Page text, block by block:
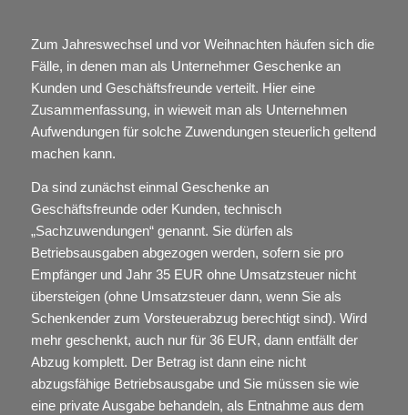
Zum Jahreswechsel und vor Weihnachten häufen sich die
Fälle, in denen man als Unternehmer Geschenke an
Kunden und Geschäftsfreunde verteilt. Hier eine
Zusammenfassung, in wieweit man als Unternehmen
Aufwendungen für solche Zuwendungen steuerlich geltend
machen kann.
Da sind zunächst einmal Geschenke an
Geschäftsfreunde oder Kunden, technisch
„Sachzuwendungen“ genannt. Sie dürfen als
Betriebsausgaben abgezogen werden, sofern sie pro
Empfänger und Jahr 35 EUR ohne Umsatzsteuer nicht
übersteigen (ohne Umsatzsteuer dann, wenn Sie als
Schenkender zum Vorsteuerabzug berechtigt sind). Wird
mehr geschenkt, auch nur für 36 EUR, dann entfällt der
Abzug komplett. Der Betrag ist dann eine nicht
abzugsfähige Betriebsausgabe und Sie müssen sie wie
eine private Ausgabe behandeln, als Entnahme aus dem